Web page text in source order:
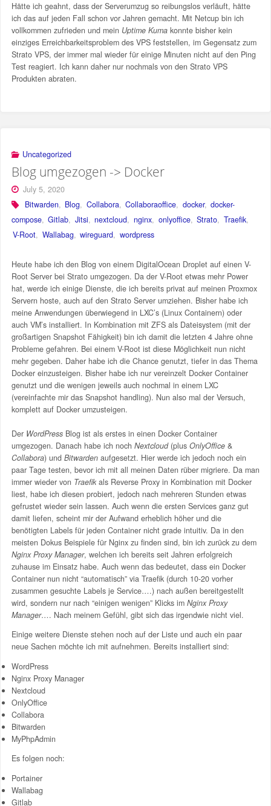
Hätte ich geahnt, dass der Serverumzug so reibungslos verläuft, hätte
ich das auf jeden Fall schon vor Jahren gemacht. Mit Netcup bin ich
vollkommen zufrieden und mein Uptime Kumakonnte bisher kein
einziges Erreichbarkeitsproblem des VPS feststellen, im Gegensatz zum
Strato VPS, der immer mal wieder für einige Minuten nicht auf den Ping
Test reagiert. Ich kann daher nur nochmals von den Strato VPS
Produkten abraten.
Uncategorized
Blog umgezogen -> Docker
July 5, 2020
Bitwarden, Blog, Collabora, Collaboraoffice, docker, docker-
compose, Gitlab, Jitsi, nextcloud, nginx, onlyoffice, Strato, Traefik,
V-Root, Wallabag, wireguard, wordpress
Heute habe ich den Blog von einem DigitalOcean Droplet auf einen V-
Root Server bei Strato umgezogen. Da der V-Root etwas mehr Power
hat, werde ich einige Dienste, die ich bereits privat auf meinen Proxmox
Servern hoste, auch auf den Strato Server umziehen. Bisher habe ich
meine Anwendungen überwiegend in LXC’s (Linux Containern) oder
auch VM’s installiert. In Kombination mit ZFS als Dateisystem (mit der
großartigen Snapshot Fähigkeit) bin ich damit die letzten 4 Jahre ohne
Probleme gefahren. Bei einem V-Root ist diese Möglichkeit nun nicht
mehr gegeben. Daher habe ich die Chance genutzt, tiefer in das Thema
Docker einzusteigen. Bisher habe ich nur vereinzelt Docker Container
genutzt und die wenigen jeweils auch nochmal in einem LXC
(vereinfachte mir das Snapshot handling). Nun also mal der Versuch,
komplett auf Docker umzusteigen.
Der WordPressBlog ist als erstes in einen Docker Container
umgezogen. Danach habe ich noch Nextcloud(plus OnlyOffice&
Collabora) und Bitwardenaufgesetzt. Hier werde ich jedoch noch ein
paar Tage testen, bevor ich mit all meinen Daten rüber migriere. Da man
immer wieder von Traefikals Reverse Proxy in Kombination mit Docker
liest, habe ich diesen probiert, jedoch nach mehreren Stunden etwas
gefrustet wieder sein lassen. Auch wenn die ersten Services ganz gut
damit liefen, scheint mir der Aufwand erheblich höher und die
benötigten Labels für jeden Container nicht grade intuitiv. Da in den
meisten Dokus Beispiele für Nginx zu finden sind, bin ich zurück zu dem
Nginx Proxy Manager, welchen ich bereits seit Jahren erfolgreich
zuhause im Einsatz habe. Auch wenn das bedeutet, dass ein Docker
Container nun nicht “automatisch” via Traefik (durch 10-20 vorher
zusammen gesuchte Labels je Service….) nach außen bereitgestellt
wird, sondern nur nach “einigen wenigen” Klicks im Nginx Proxy
Manager…. Nach meinem Gefühl, gibt sich das irgendwie nicht viel.
Einige weitere Dienste stehen noch auf der Liste und auch ein paar
neue Sachen möchte ich mit aufnehmen. Bereits installiert sind:
WordPress
Nginx Proxy Manager
Nextcloud
OnlyOffice
Collabora
Bitwarden
MyPhpAdmin
Es folgen noch:
Portainer
Wallabag
Gitlab